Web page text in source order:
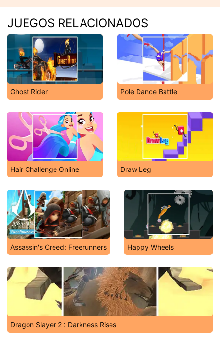
JUEGOS RELACIONADOS
Ghost Rider Pole Dance Battle
Hair Challenge Online Draw Leg
Assassin's Creed: Freerunners Happy Wheels
Dragon Slayer 2 : Darkness Rises